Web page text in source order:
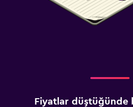
Fiyatlar düştüğünde